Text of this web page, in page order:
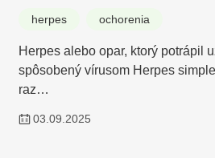
herpes ochorenia
Herpes alebo opar, ktorý potrápil
spôsobený vírusom Herpes
raz…
03.09.2025